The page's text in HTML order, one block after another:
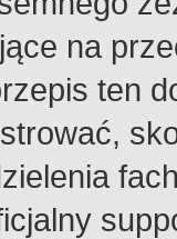
na
ten